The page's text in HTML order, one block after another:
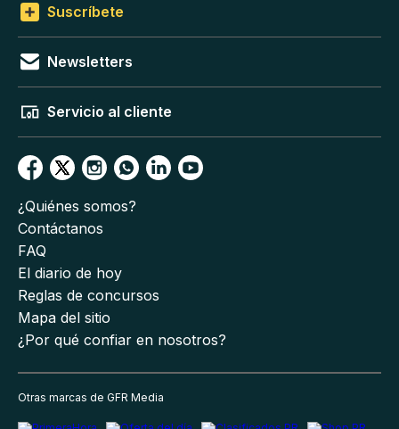
Suscríbete
Newsletters
Servicio al cliente
¿Quiénes somos?
Contáctanos
FAQ
El diario de hoy
Reglas de concursos
Mapa del sitio
¿Por qué confiar en nosotros?
Otras marcas de GFR Media